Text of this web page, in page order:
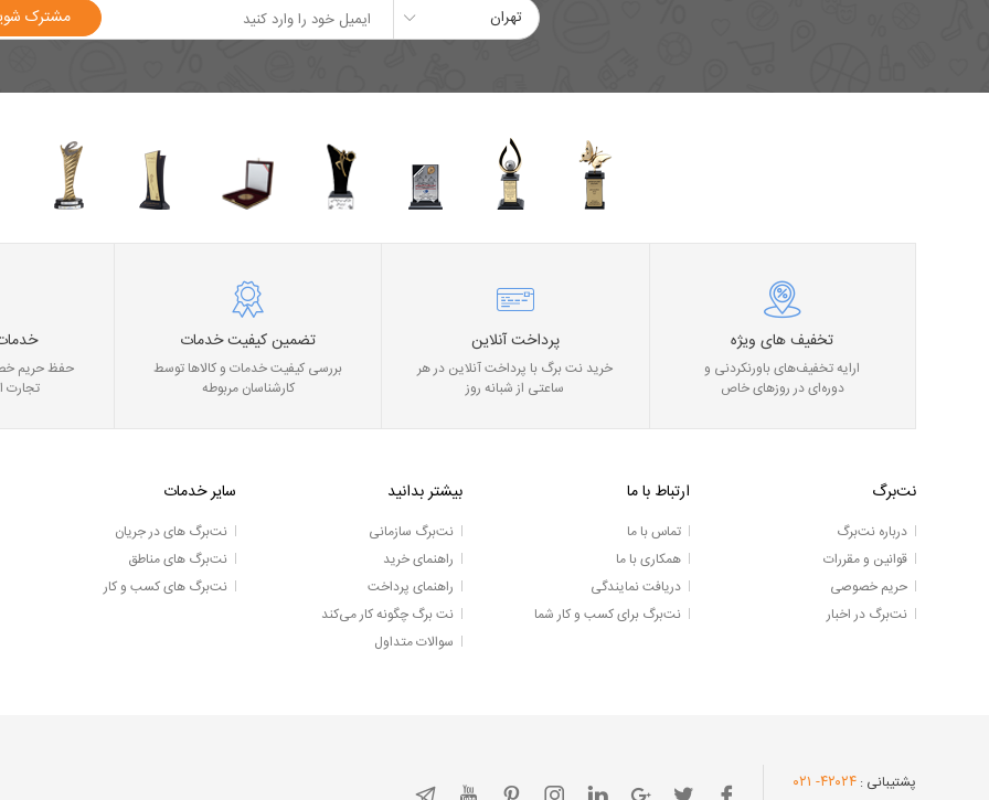
تهران مشترک
تخفیف های ویژه
ارایه تخفیف‌های باورنکردنی و
دوره‌ای در روز‌های خاص
پرداخت آنلاین
خرید نت برگ با پرداخت آنلاین در هر
ساعتی از شبانه روز
تضمین کیفیت خدمات
بررسی کیفیت خدمات و کالاها توسط
کارشناسان مربوطه
حفظ حریم
تجارت
نت‌برگ
درباره نت‌برگ
قوانین و مقررات
حریم خصوصی
نت‌برگ در اخبار
ارتباط با ما
تماس با ما
همکاری با ما
دریافت نمایندگی
نت‌برگ برای کسب و کار شما
بیشتر بدانید
نت‌برگ سازمانی
راهنمای خرید
راهنمای پرداخت
نت برگ چگونه کار می‌کند
سوالات متداول
سایر خدمات
نت‌برگ های در جریان
نت‌برگ های مناطق
نت‌برگ های کسب و کار
پشتیبانی : ۴۲۰۲۴- ۰۲۱